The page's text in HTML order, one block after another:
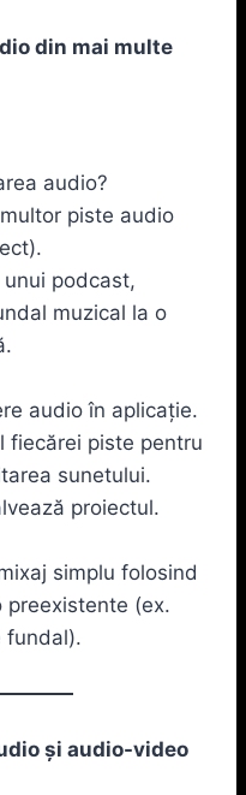
din mai multe
audio?
piste audio
unui podcast,
muzical la o
audio în aplicație.
fiecărei piste pentru
sunetului.
proiectul.
simplu folosind
preexistente (ex.
fundal).
și audio-video